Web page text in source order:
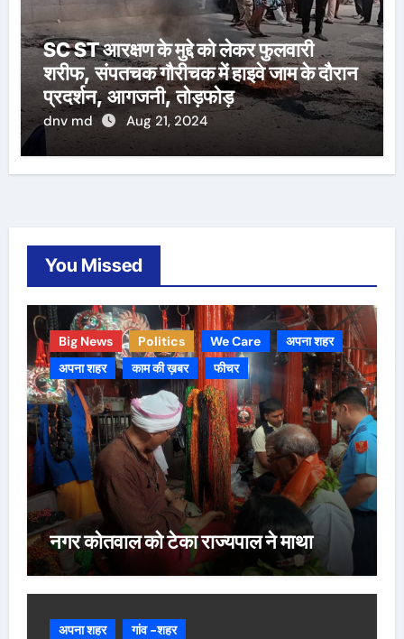
SC ST आरक्षण के मुद्दे को लेकर फुलवारी
शरीफ, संपतचक गौरीचक में हाइवे जाम के दौरान
प्रदर्शन, आगजनी, तोड़फोड़
dnv md Aug 21, 2024
You Missed
Big News Politics We Care
अपना शहर
अपना शहर
काम की ख़बर फीचर
नगर कोतवाल को टेका राज्यपाल ने माथा
अपना शहर गांव -शहर